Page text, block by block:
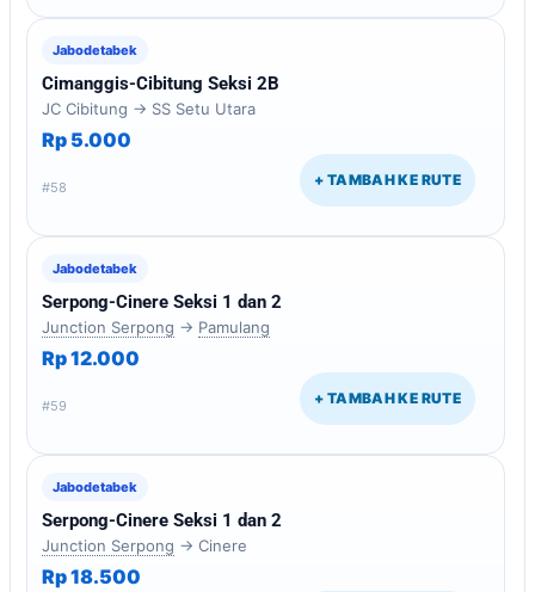
Jabodetabek
Cimanggis-Cibitung Seksi 2B
JC Cibitung → SS Setu Utara
Rp 5.000
#58 + TAMBAH KE RUTE
Jabodetabek
Serpong-Cinere Seksi 1 dan 2
Junction Serpong → Pamulang
Rp 12.000
#59 + TAMBAH KE RUTE
Jabodetabek
Serpong-Cinere Seksi 1 dan 2
Junction Serpong → Cinere
Rp 18.500